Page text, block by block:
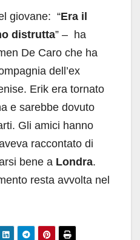
giovane: “Era il
distrutta” – ha
De Caro che ha
dell’ex
Erik era tornato
e sarebbe dovuto
Gli amici hanno
raccontato di
bene a Londra.
resta avvolta nel